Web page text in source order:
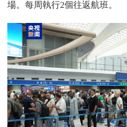
場。每周執行2個往返航班。